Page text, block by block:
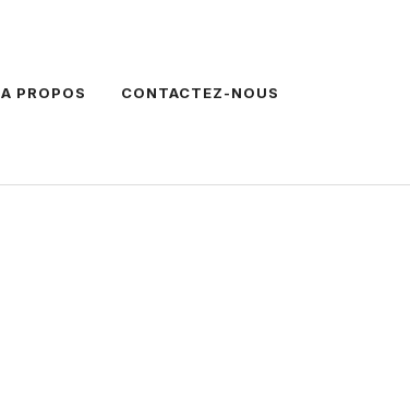
A PROPOS CONTACTEZ-NOUS